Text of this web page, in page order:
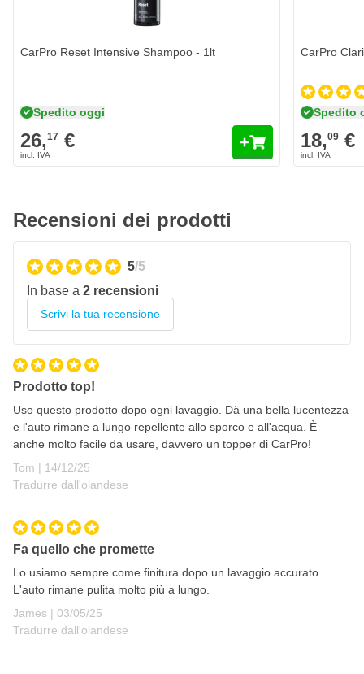
Proprietà idrorepellenti e antisporco
CarPro Reset Intensive Shampoo - 1lt
Spedito oggi
26,17 €
CarPro
Spedito
18,09 €
Recensioni dei prodotti
5/5
In base a 2 recensioni
Scrivi la tua recensione
Prodotto top!
Uso questo prodotto dopo ogni lavaggio. Dà una bella lucentezza
e l'auto rimane a lungo repellente allo sporco e all'acqua. È
anche molto facile da usare, davvero un topper di CarPro!
Tom | 14 dicembre 2025
14/12/25
Tradurre dall'olandese
Fa quello che promette
Lo usiamo sempre come finitura dopo un lavaggio accurato.
L'auto rimane pulita molto più a lungo.
James | 3 maggio 2025
03/05/25
Tradurre dall'olandese